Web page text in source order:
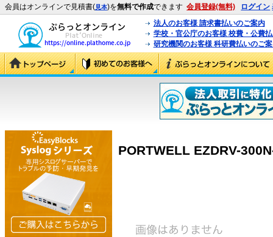
会員はオンラインで見積書(見本)を無料で作成できます 会員登録(無料) ログイン
法人のお客様 請求書払いのご案内
学校・官公庁のお客様 校費・公費
研究機関のお客様 科研費払いのご
PORTWELL EZDRV-